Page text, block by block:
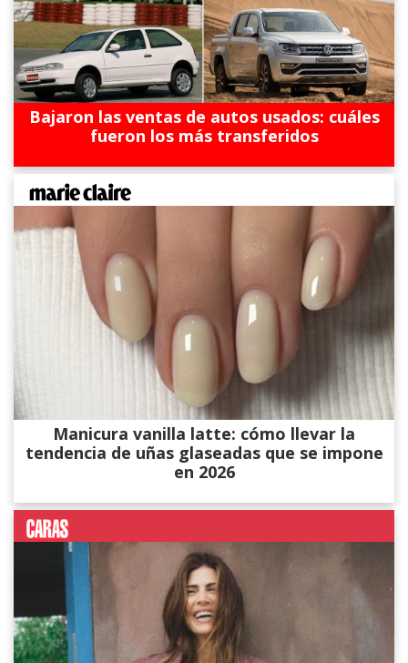
Bajaron las ventas de autos usados: cuáles
fueron los más transferidos
Manicura vanilla latte: cómo llevar la
tendencia de uñas glaseadas que se impone
en 2026